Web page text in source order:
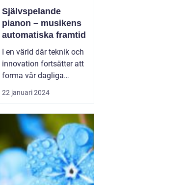
Självspelande
pianon – musikens
automatiska framtid
I en värld där teknik och
innovation fortsätter att
forma vår dagliga
tillvaro, har även
musikvärlden övergått
intressant fenomen som
alltmer blir populärt är
det självspela...
22 januari 2024